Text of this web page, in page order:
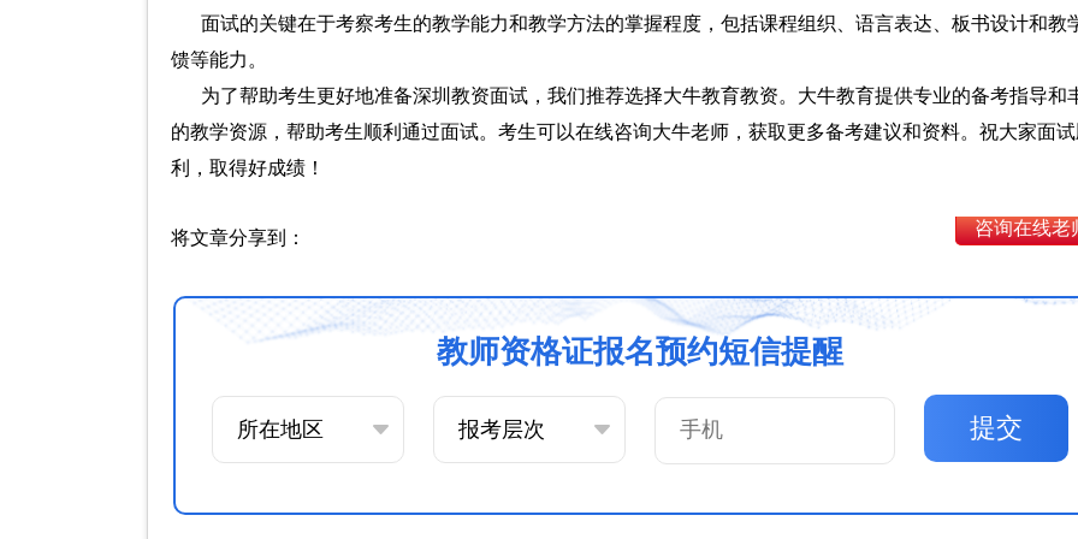
面试的关键在于考察考生的教学能力和教学方法的掌握程度，包括课程组织、语言表达、板书设计和教
馈等能力。
为了帮助考生更好地准备深圳教资面试，我们推荐选择大牛教育教资。大牛教育提供专业的备考指导和
的教学资源，帮助考生顺利通过面试。考生可以在线咨询大牛老师，获取更多备考建议和资料。祝大家面
利，取得好成绩！
将文章分享到： 咨询在线老
教师资格证报名预约短信提醒
提交